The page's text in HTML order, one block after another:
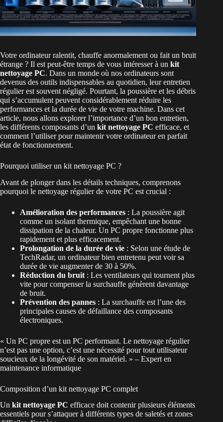
Votre ordinateur ralentit, chauffe anormalement ou fait un bruit
étrange ? Il est peut-être temps de vous intéresser à un kit
nettoyage PC. Dans un monde où nos ordinateurs sont
devenus des outils indispensables au quotidien, leur entretien
régulier est souvent négligé. Pourtant, la poussière et les débris
qui s’accumulent peuvent considérablement réduire les
performances et la durée de vie de votre machine. Dans cet
article, nous allons explorer l’importance d’un bon entretien,
les différents composants d’un kit nettoyage PC efficace, et
comment l’utiliser pour maintenir votre ordinateur en parfait
état de fonctionnement.
Pourquoi utiliser un kit nettoyage PC ?
Avant de plonger dans les détails techniques, comprenons
pourquoi le nettoyage régulier de votre PC est crucial :
Amélioration des performances : La poussière agit
comme un isolant thermique, empêchant une bonne
dissipation de la chaleur. Un PC propre fonctionne plus
rapidement et plus efficacement.
Prolongation de la durée de vie : Selon une étude de
TechRadar, un ordinateur bien entretenu peut voir sa
durée de vie augmenter de 30 à 50%.
Réduction du bruit : Les ventilateurs qui tournent plus
vite pour compenser la surchauffe génèrent davantage
de bruit.
Prévention des pannes : La surchauffe est l’une des
principales causes de défaillance des composants
électroniques.
« Un PC propre est un PC performant. Le nettoyage régulier
n’est pas une option, c’est une nécessité pour tout utilisateur
soucieux de la longévité de son matériel. » – Expert en
maintenance informatique
Composition d’un kit nettoyage PC complet
Un kit nettoyage PC efficace doit contenir plusieurs éléments
essentiels pour s’attaquer à différents types de saletés et zones